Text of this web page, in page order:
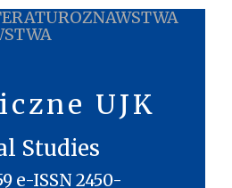
UJK
Studies
e-ISSN 2450-